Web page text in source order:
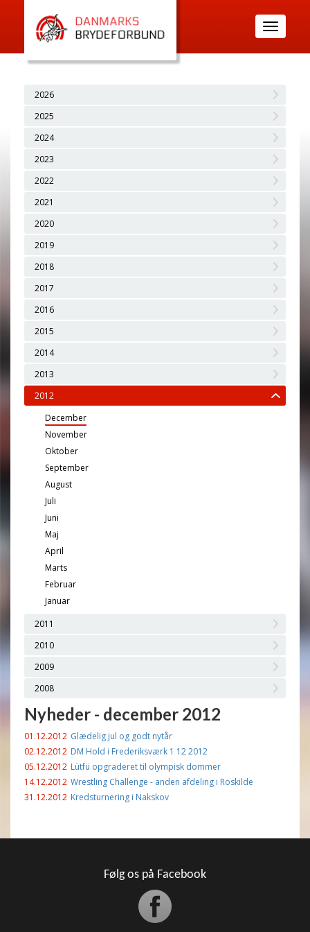
Toggle
navigation
2026
2025
2024
2023
2022
2021
2020
2019
2018
2017
2016
2015
2014
2013
2012
December
November
Oktober
September
August
Juli
Juni
Maj
April
Marts
Februar
Januar
2011
2010
2009
2008
Nyheder - december 2012
01.12.2012 Glædelig jul og godt nytår
02.12.2012 DM Hold i Frederiksværk 1 12 2012
05.12.2012 Lütfü opgraderet til olympisk dommer
14.12.2012 Wrestling Challenge - anden afdeling i Roskilde
31.12.2012 Kredsturnering i Nakskov
Følg os på Facebook